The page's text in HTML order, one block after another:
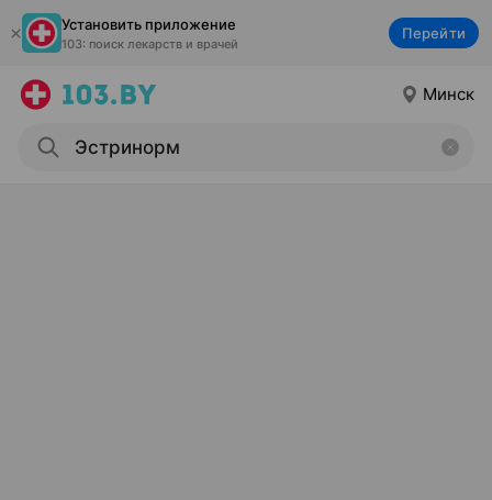
Установить приложение
103: поиск лекарств и врачей
Перейти
Минск